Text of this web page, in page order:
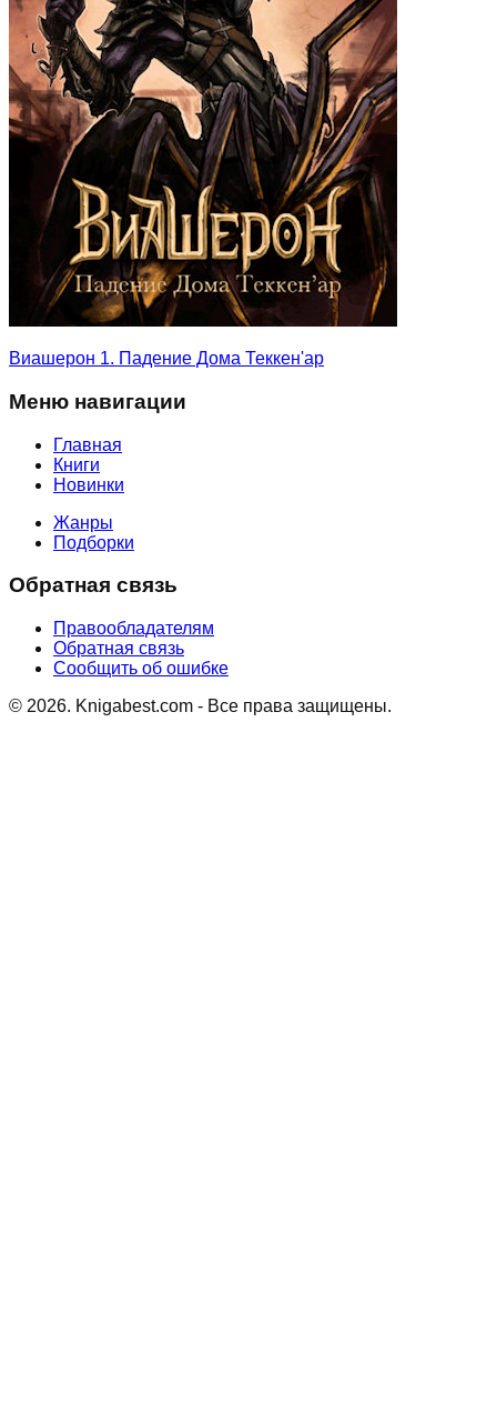
Виашерон 1. Падение Дома Теккен'ар
Меню навигации
Главная
Книги
Новинки
Жанры
Подборки
Обратная связь
Правообладателям
Обратная связь
Сообщить об ошибке
© 2026. Knigabest.com - Все права защищены.